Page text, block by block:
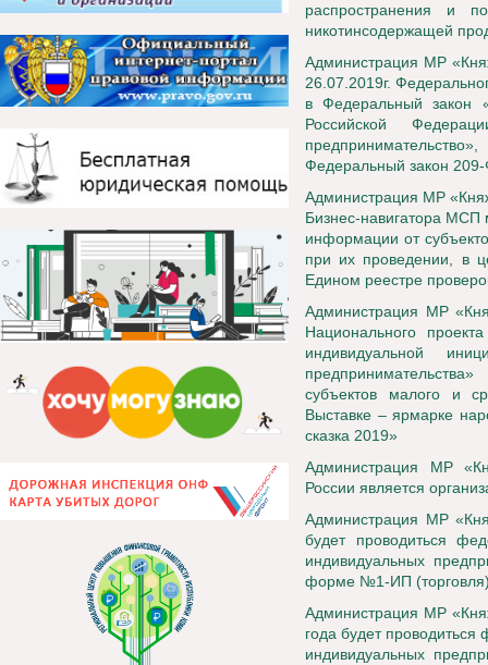
распространения и
никотинсодержащей
Администрация МР
26.07.2019г.
в Федеральный закон
Российской
Федеральный закон
Администрация МР
Бизнес-навигатора МСП
информации от
при их проведении, в
Едином реестре
Администрация МР
Национального
индивидуальной
субъектов малого и
Выставке – ярмарке
сказка 2019»
Администрация МР
России является
Администрация МР
будет проводиться
индивидуальных
форме №1-ИП
Администрация МР
года будет
индивидуальных